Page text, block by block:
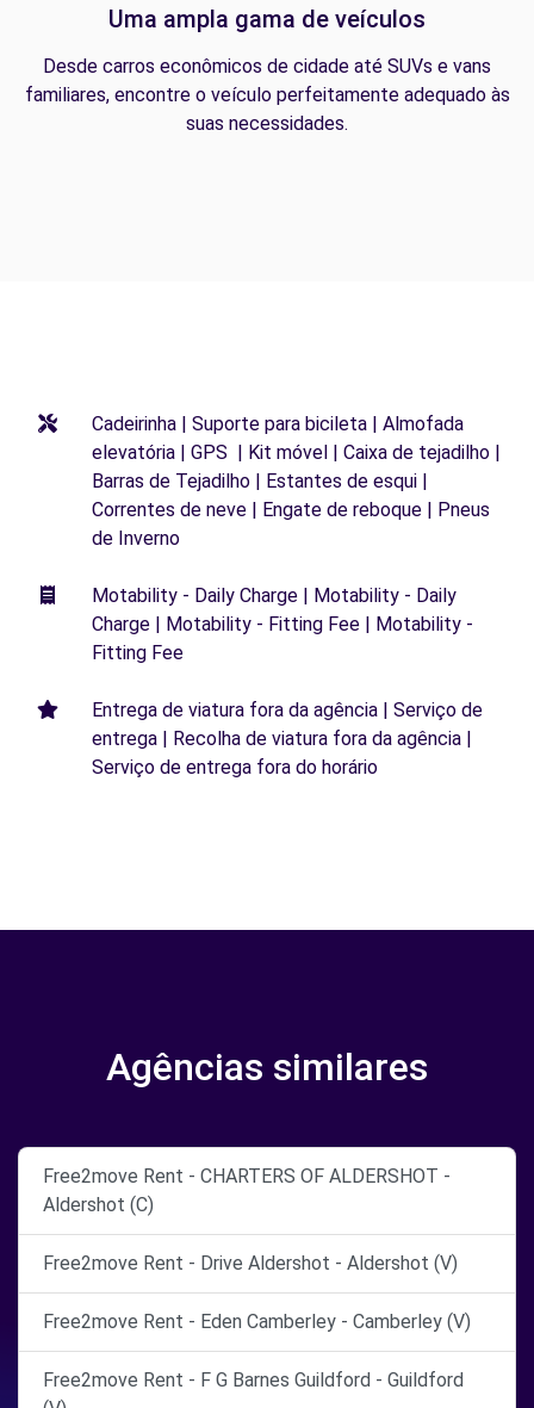
Uma ampla gama de veículos
Desde carros econômicos de cidade até SUVs e vans
familiares, encontre o veículo perfeitamente adequado às
suas necessidades.
Cadeirinha | Suporte para bicileta | Almofada
elevatória | GPS | Kit móvel | Caixa de tejadilho |
Barras de Tejadilho | Estantes de esqui |
Correntes de neve | Engate de reboque | Pneus
de Inverno
Motability - Daily Charge | Motability - Daily
Charge | Motability - Fitting Fee | Motability -
Fitting Fee
Entrega de viatura fora da agência | Serviço de
entrega | Recolha de viatura fora da agência |
Serviço de entrega fora do horário
Agências similares
Free2move Rent - CHARTERS OF ALDERSHOT -
Aldershot (C)
Free2move Rent - Drive Aldershot - Aldershot (V)
Free2move Rent - Eden Camberley - Camberley (V)
Free2move Rent - F G Barnes Guildford - Guildford